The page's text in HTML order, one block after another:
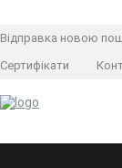
Відправка новою
Сертифікати